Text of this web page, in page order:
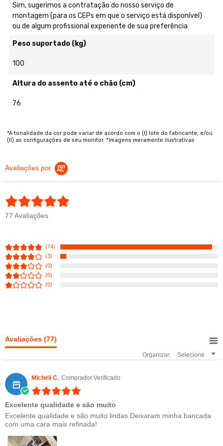
Sim, sugerimos a contratação do nosso serviço de
montagem (para os CEPs em que o serviço está disponível)
ou de algum profissional experiente de sua preferência
Peso suportado (kg)
100
Altura do assento até o chão (cm)
76
*A tonalidade da cor pode variar de acordo com o (I) lote do fabricante; e/ou
(II) as configurações de seu monitor. *Imagens meramente ilustrativas
Avaliações por
77 Avaliações
(74)
(3)
(0)
(0)
(0)
Avaliações (77)
Organizar: Selecione
Micheli C. Comprador Verificado
Excelente qualidade e são muito
Review by Micheli C. on 4 Feb 2023
review stating Excelente qualidade e são muito
Excelente qualidade e são muito lindas.Deixaram minha bancada
com uma cara mais refinada!